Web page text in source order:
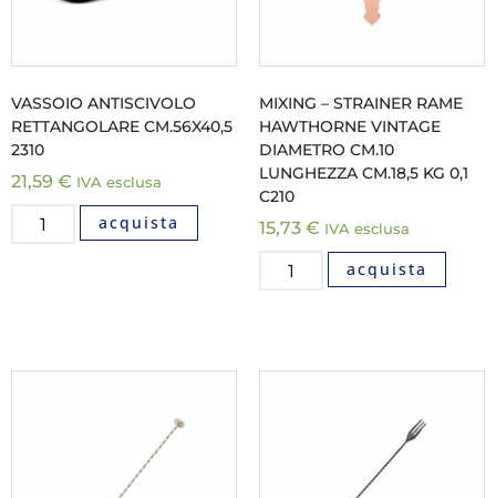
VASSOIO ANTISCIVOLO
RETTANGOLARE CM.56X40,5
2310
21,59 € IVA esclusa
acquista
MIXING – STRAINER RAME
HAWTHORNE VINTAGE
DIAMETRO CM.10
LUNGHEZZA CM.18,5 KG 0,1
C210
15,73 € IVA esclusa
acquista